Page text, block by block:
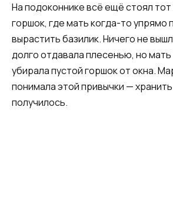
На подоконнике всё ещё стоял
горшок, где мать когда-то упрямо
вырастить базилик. Ничего не
долго отдавала плесенью, но
убирала пустой горшок от окна.
понимала этой привычки —
получилось.